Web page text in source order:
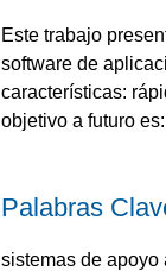
Este trabajo
software de
características:
objetivo a futuro
Palabras
sistemas de apoyo